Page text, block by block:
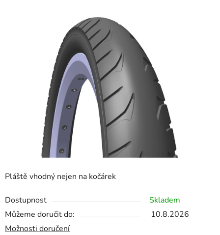
Pláště vhodný nejen na kočárek
Dostupnost
Skladem
Můžeme doručit do:
10.8.2026
Možnosti doručení